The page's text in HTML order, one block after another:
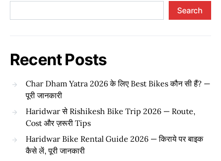
Search
Recent Posts
Char Dham Yatra 2026 के लिए Best Bikes कौन सी हैं? —
पूरी जानकारी
Haridwar से Rishikesh Bike Trip 2026 — Route,
Cost और ज़रूरी Tips
Haridwar Bike Rental Guide 2026 — किराये पर बाइक
कैसे लें, पूरी जानकारी